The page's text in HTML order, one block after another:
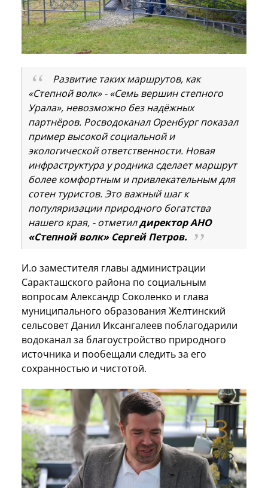
Развитие таких маршрутов, как
«Степной волк» - «Семь вершин степного
Урала», невозможно без надёжных
партнёров. Росводоканал Оренбург показал
пример высокой социальной и
экологической ответственности. Новая
инфраструктура у родника сделает маршрут
более комфортным и привлекательным для
сотен туристов. Это важный шаг к
популяризации природного богатства
нашего края, - отметилдиректор АНО
«Степной волк» Сергей Петров.
И.о заместителя главы администрации
Саракташского района по социальным
вопросам Александр Соколенко и глава
муниципального образования Желтинский
сельсовет Данил Иксангалеев поблагодарили
водоканал за благоустройство природного
источника и пообещали следить за его
сохранностью и чистотой.